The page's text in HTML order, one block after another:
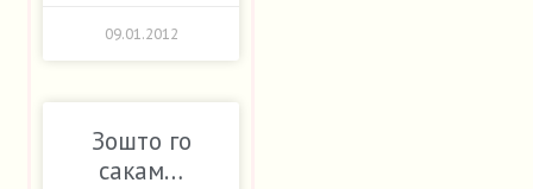
09.01.2012
Зошто го
сакам…